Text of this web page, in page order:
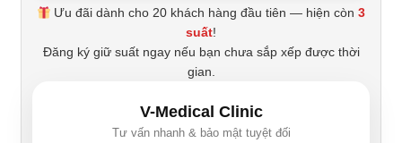
Ưu đãi dành cho 20 khách hàng đầu tiên — hiện còn3
suất!
Đăng ký giữ suất ngay nếu bạn chưa sắp xếp được thời
gian.
V-Medical Clinic
Tư vấn nhanh & bảo mật tuyệt đối